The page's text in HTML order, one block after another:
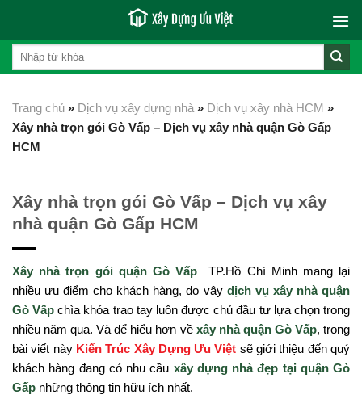
content
Trang chủ » Dịch vụ xây dựng nhà » Dịch vụ xây nhà HCM »
Xây nhà trọn gói Gò Vấp – Dịch vụ xây nhà quận Gò Gấp
HCM
Xây nhà trọn gói Gò Vấp – Dịch vụ xây
nhà quận Gò Gấp HCM
Xây nhà trọn gói quận Gò Vấp TP.Hồ Chí Minh mang lại
nhiều ưu điểm cho khách hàng, do vậy dịch vụ xây nhà quận
Gò Vấp chìa khóa trao tay luôn được chủ đầu tư lựa chọn trong
nhiều năm qua. Và để hiểu hơn về xây nhà quận Gò Vấp, trong
bài viết này Kiến Trúc Xây Dựng Ưu Việt sẽ giới thiệu đến quý
khách hàng đang có nhu cầu xây dựng nhà đẹp tại quận Gò
Gấp những thông tin hữu ích nhất.